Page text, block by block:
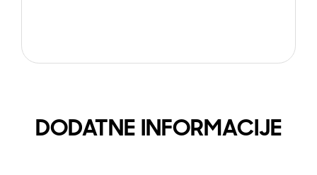
DODATNE INFORMACIJE